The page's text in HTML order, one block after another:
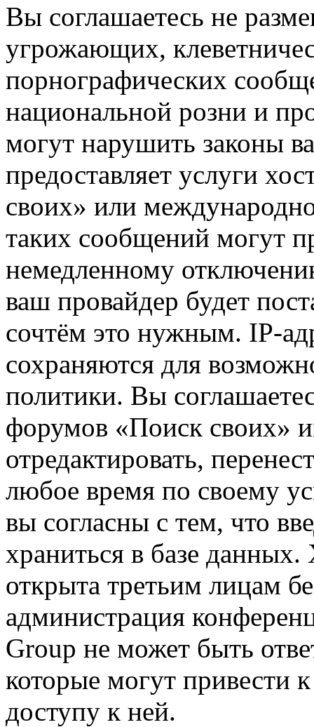
Вы соглашаетесь не
угрожающих,
порнографических
национальной розни и
могут нарушить законы
предоставляет услуги
своих» или
таких сообщений могут
немедленному
ваш провайдер будет
сочтём это нужным. IP-
сохраняются для
политики. Вы
форумов «Поиск своих»
отредактировать,
любое время по своему
вы согласны с тем, что
храниться в базе
открыта третьим лицам
администрация
Group не может быть
которые могут привести
доступу к ней.